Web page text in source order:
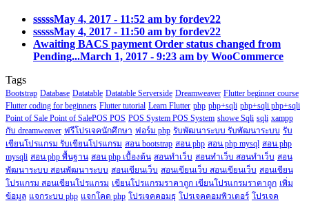
sssssMay 4, 2017 - 11:52 am by fordev22
sssssMay 4, 2017 - 11:50 am by fordev22
Awaiting BACS payment Order status changed from
Pending...March 1, 2017 - 9:23 am by WooCommerce
Tags
Bootstrap Database Datatable Datatable Serverside Dreamweaver Flutter beginner course
Flutter coding for beginners Flutter tutorial Learn Flutter php php+sqli php+sqli php+sqli
Point of Sale Point of SalePOS POS POS System POS System showe Sqli sqli xampp
กับ dreamweaver ฟรีโปรเจคนักศึกษา ฟอร์ม php รับพัฒนาระบบ รับพัฒนาระบบ รับ
เขียนโปรแกรม รับเขียนโปรแกรม สอน bootstrap สอน php สอน php mysql สอน php
mysqli สอน php พื้นฐาน สอน php เบื้องต้น สอนทำเว็บ สอนทำเว็บ สอนทำเว็บ สอน
พัฒนาระบบ สอนพัฒนาระบบ สอนเขียนเว็บ สอนเขียนเว็บ สอนเขียนเว็บ สอนเขียน
โปรแกรม สอนเขียนโปรแกรม เขียนโปรแกรมราคาถูก เขียนโปรแกรมราคาถูก เพิ่ม
ข้อมูล แจกระบบ php แจกโคด php โปรเจคคอมธุ โปรเจคคอมพิวเตอร์ โปรเจค